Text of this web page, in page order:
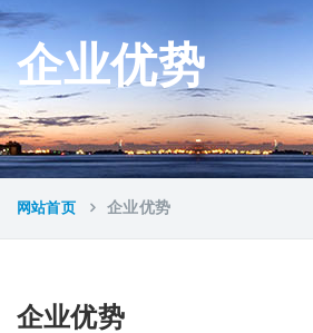
企业优势
网站首页 企业优势
企业优势